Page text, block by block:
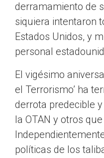
derramamiento de
siquiera intentaron
Estados Unidos, y
personal
El vigésimo
el Terrorismo’ ha
derrota predecible
la OTAN y otros
políticas de los